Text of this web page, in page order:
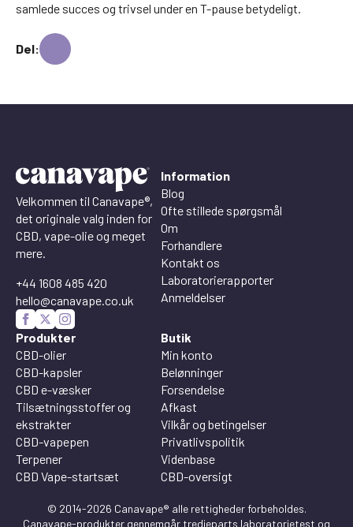
samlede succes og trivsel under en T-pause betydeligt.
Del:
Velkommen til Canavape®,
det originale valg inden for
CBD, vape-olie og meget
mere.
+44 1608 485 420
hello@canavape.co.uk
Information
Blog
Ofte stillede spørgsmål
Om
Forhandlere
Kontakt os
Laboratorierapporter
Anmeldelser
Produkter
CBD-olier
CBD-kapsler
CBD e-væsker
Tilsætningsstoffer og
ekstrakter
CBD-vapepen
Terpener
CBD Vape-startsæt
Butik
Min konto
Belønninger
Forsendelse
Afkast
Vilkår og betingelser
Privatlivspolitik
Videnbase
CBD-oversigt
© 2014-2026 Canavape® alle rettigheder forbeholdes.
Canavape-produkter gennemgår tredjeparts laboratorietest og